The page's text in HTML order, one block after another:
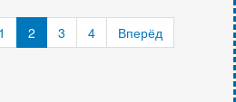
1 2 3 4 Вперёд